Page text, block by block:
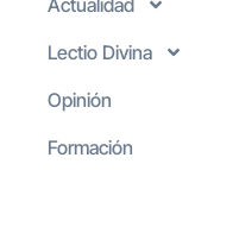
Lectio Divina
Opinión
Formación